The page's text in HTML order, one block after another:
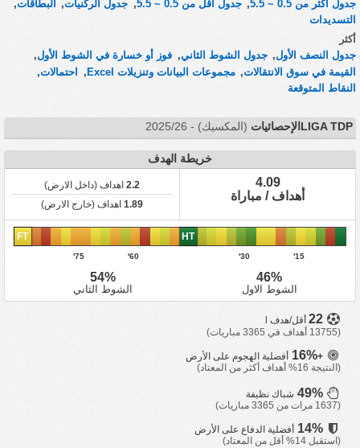
جدول أكثر من 0.5 ~ 5.5 , جدول أقل من 0.5 ~ 5.5 , جدول الركنيات, البطاقات,
التسديدات
أكثر
جدول النصف الأول, جدول الشوط الثاني, فوز أو خسارة في الشوط الأول,
القيمة في سوق الانتقالات, مجموعات البيانات وتنزيلات Excel , احتمالات,
النقاط المتوقعة
LIGA TDPالإحصائيات (المكسيك) - 2025/26
خريطة الهدف
4.09
أهداف / مباراة
2.2 اهداف (داخل الارض)
1.89 اهداف (خارج الارض)
15'
30'
HT
60'
75'
FT
46%
الشوط الاول
54%
الشوط الثاني
أقل/هدف l
(13755 أهداف في 3365 مباريات)
+
16% أفضلية الهجوم على الأرض
(النتيجة 16% أهداف أكثر من المعتاد)
شباك نظيفة
(1637 مرات من 3365 مباريات)
أفضلية الدفاع على الأرض
(استقبل 14% أقل من المعتاد)